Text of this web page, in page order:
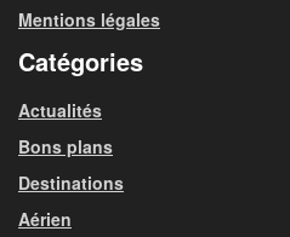
Mentions légales
Catégories
Actualités
Bons plans
Destinations
Aérien